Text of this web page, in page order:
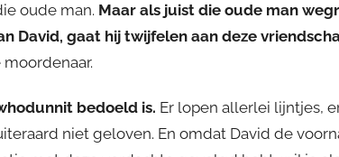
oude man. Maar als juist die oude man
David, gaat hij twijfelen aan deze
bedoeld is. Er lopen allerlei lijntjes,
niet geloven. En omdat David de